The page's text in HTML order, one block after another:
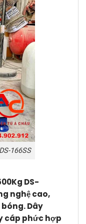
166SS
DS-
nghệ cao,
Dây
cáp phức hợp